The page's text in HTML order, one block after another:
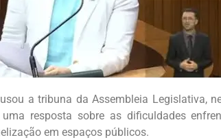
a tribuna da Assembleia Legislativa,
resposta sobre as dificuldades
em espaços públicos.